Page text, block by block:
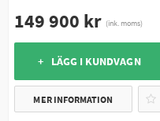
149 900 kr (ink. moms)
+ LÄGG I KUNDVAGN
MER INFORMATION